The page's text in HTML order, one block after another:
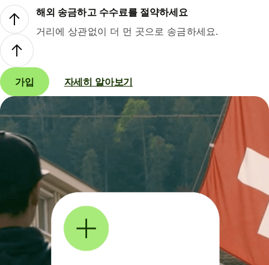
해외 송금하고 수수료를 절약하세요
거리에 상관없이 더 먼 곳으로 송금하세요.
가입 자세히 알아보기